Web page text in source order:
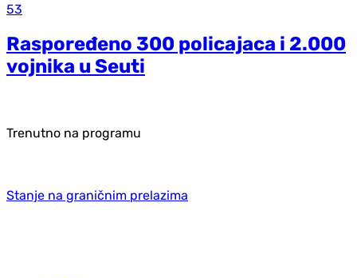
53
Raspoređeno 300 policajaca i 2.000
vojnika u Seuti
Trenutno na programu
Stanje na graničnim prelazima